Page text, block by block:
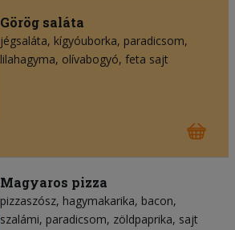
Görög saláta
jégsaláta kígyóuborka paradicsom
lilahagyma olívabogyó feta sajt
Magyaros pizza
pizzaszósz hagymakarika bacon
szalámi paradicsom zöldpaprika sajt